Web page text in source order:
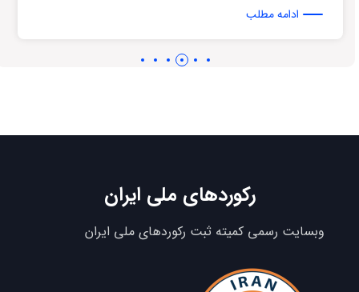
ادامه مطلب
رکوردهای ملی ایران
وبسایت رسمی کمیته ثبت رکوردهای ملی ایران